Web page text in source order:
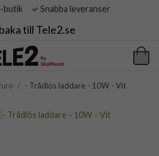
butik Snabba leveranser
till Tele2.se
/ - Trådlös laddare - 10W - Vit